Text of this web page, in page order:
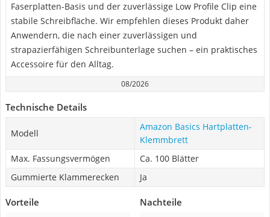
Faserplatten-Basis und der zuverlässige Low Profile Clip eine
stabile Schreibfläche. Wir empfehlen dieses Produkt daher
Anwendern, die nach einer zuverlässigen und
strapazierfähigen Schreibunterlage suchen – ein praktisches
Accessoire für den Alltag.
08/2026
Technische Details
Modell
Amazon Basics Hartplatten-
Klemmbrett
Max. Fassungsvermögen
Ca. 100 Blätter
Gummierte Klammerecken
Ja
Vorteile Nachteile